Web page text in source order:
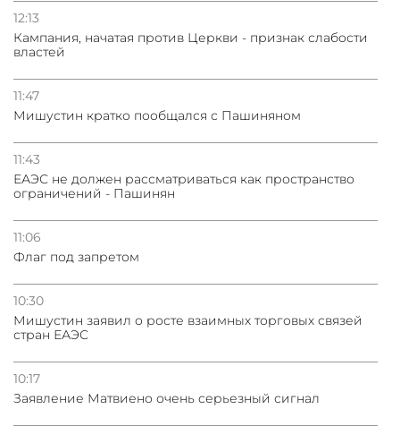
12:13
Кампания, начатая против Церкви - признак слабости
властей
11:47
Мишустин кратко пообщался с Пашиняном
11:43
ЕАЭС не должен рассматриваться как пространство
ограничений - Пашинян
11:06
Флаг под запретом
10:30
Мишустин заявил о росте взаимных торговых связей
стран ЕАЭС
10:17
Заявление Матвиено очень серьезный сигнал